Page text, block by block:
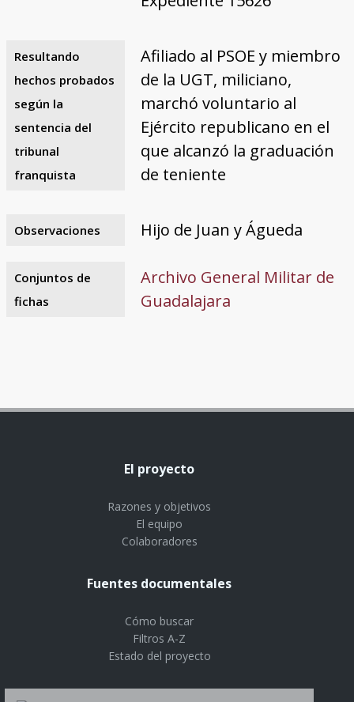
Resultando
hechos probados
según la
sentencia del
tribunal
franquista
Afiliado al PSOE y miembro
de la UGT, miliciano,
marchó voluntario al
Ejército republicano en el
que alcanzó la graduación
de teniente
Observaciones Hijo de Juan y Águeda
Conjuntos de
fichas
Archivo General Militar de
Guadalajara
El proyecto
Razones y objetivos
El equipo
Colaboradores
Fuentes documentales
Cómo buscar
Filtros A-Z
Estado del proyecto